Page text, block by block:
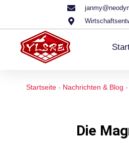
springen
Startseite - Nachrichten & Blog -
Die